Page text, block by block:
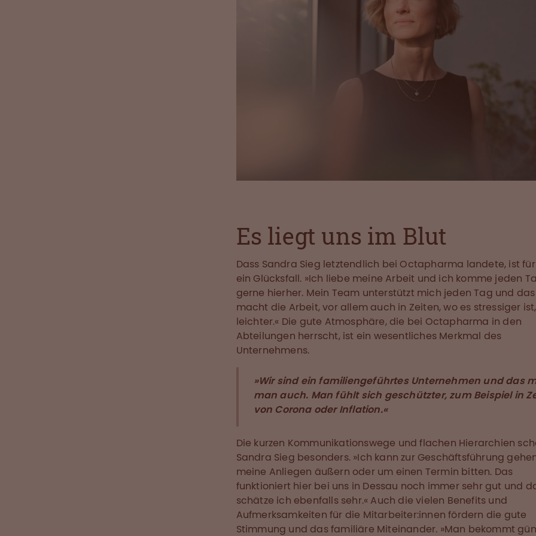
Es liegt uns im Blut
Dass Sandra Sieg letztendlich bei Octapharma landete, ist
ein Glücksfall. »Ich liebe meine Arbeit und ich komme jeden
gerne hierher. Mein Team unterstützt mich jeden Tag und das
macht die Arbeit, vor allem auch in Zeiten, wo es stressiger ist,
leichter.« Die gute Atmosphäre, die bei Octapharma in den
Abteilungen herrscht, ist ein wesentliches Merkmal des
Unternehmens.
»Wir sind ein familiengeführtes Unternehmen und das
man auch. Man fühlt sich geschützter, zum Beispiel in
von Corona oder Inflation.«
Die kurzen Kommunikationswege und flachen Hierarchien
Sandra Sieg besonders. »Ich kann zur Geschäftsführung
meine Anliegen äußern oder um einen Termin bitten. Das
funktioniert hier bei uns in Dessau noch immer sehr gut und
schätze ich ebenfalls sehr.« Auch die vielen Benefits und
Aufmerksamkeiten für die Mitarbeiter:innen fördern die gute
Stimmung und das familiäre Miteinander. »Man bekommt